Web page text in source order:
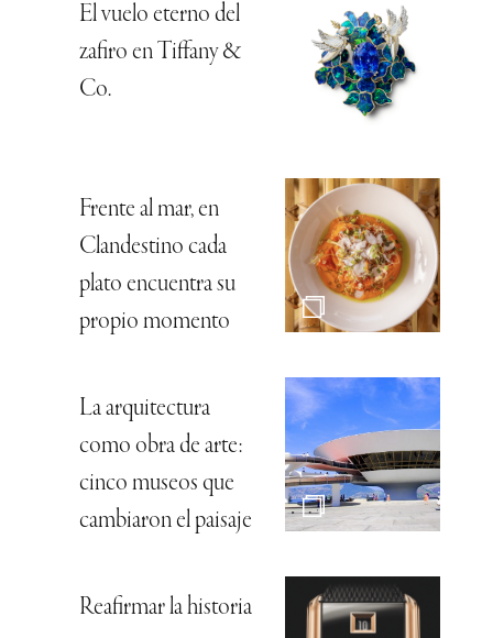
El vuelo eterno del
zafiro en Tiffany &
Co.
Frente al mar, en
Clandestino cada
plato encuentra su
propio momento
La arquitectura
como obra de arte:
cinco museos que
cambiaron el paisaje
Reafirmar la historia